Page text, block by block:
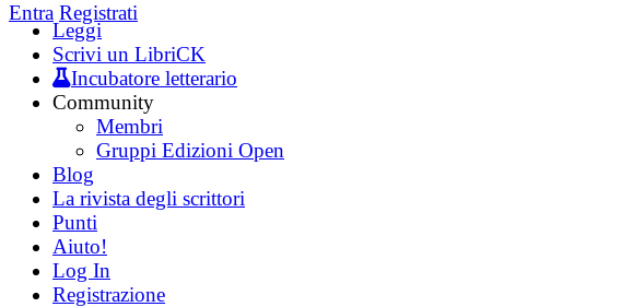
Entra Registrati
Leggi
Scrivi un LibriCK
Incubatore letterario
Community
Membri
Gruppi Edizioni Open
Blog
La rivista degli scrittori
Punti
Aiuto!
Log In
Registrazione